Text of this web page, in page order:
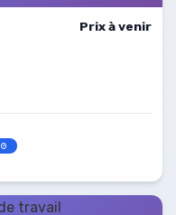
Prix à venir